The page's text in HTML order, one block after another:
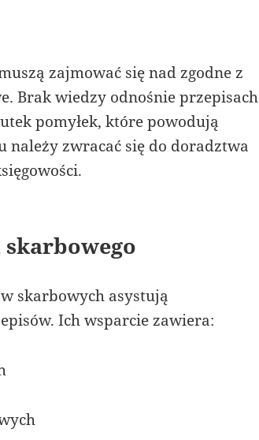
zajmować się nad zgodne z
Brak wiedzy odnośnie przepisach
pomyłek, które powodują
należy zwracać się do doradztwa
skarbowych asystują
Ich wsparcie zawiera: